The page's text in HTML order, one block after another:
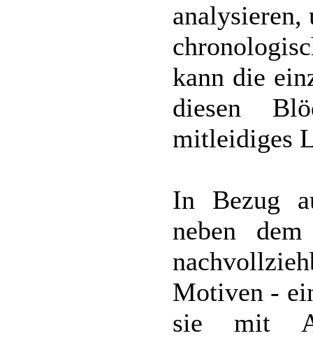
analysieren,
kann die
diesen
mitleidiges
In Bezug
neben
Motiven -
sie mit